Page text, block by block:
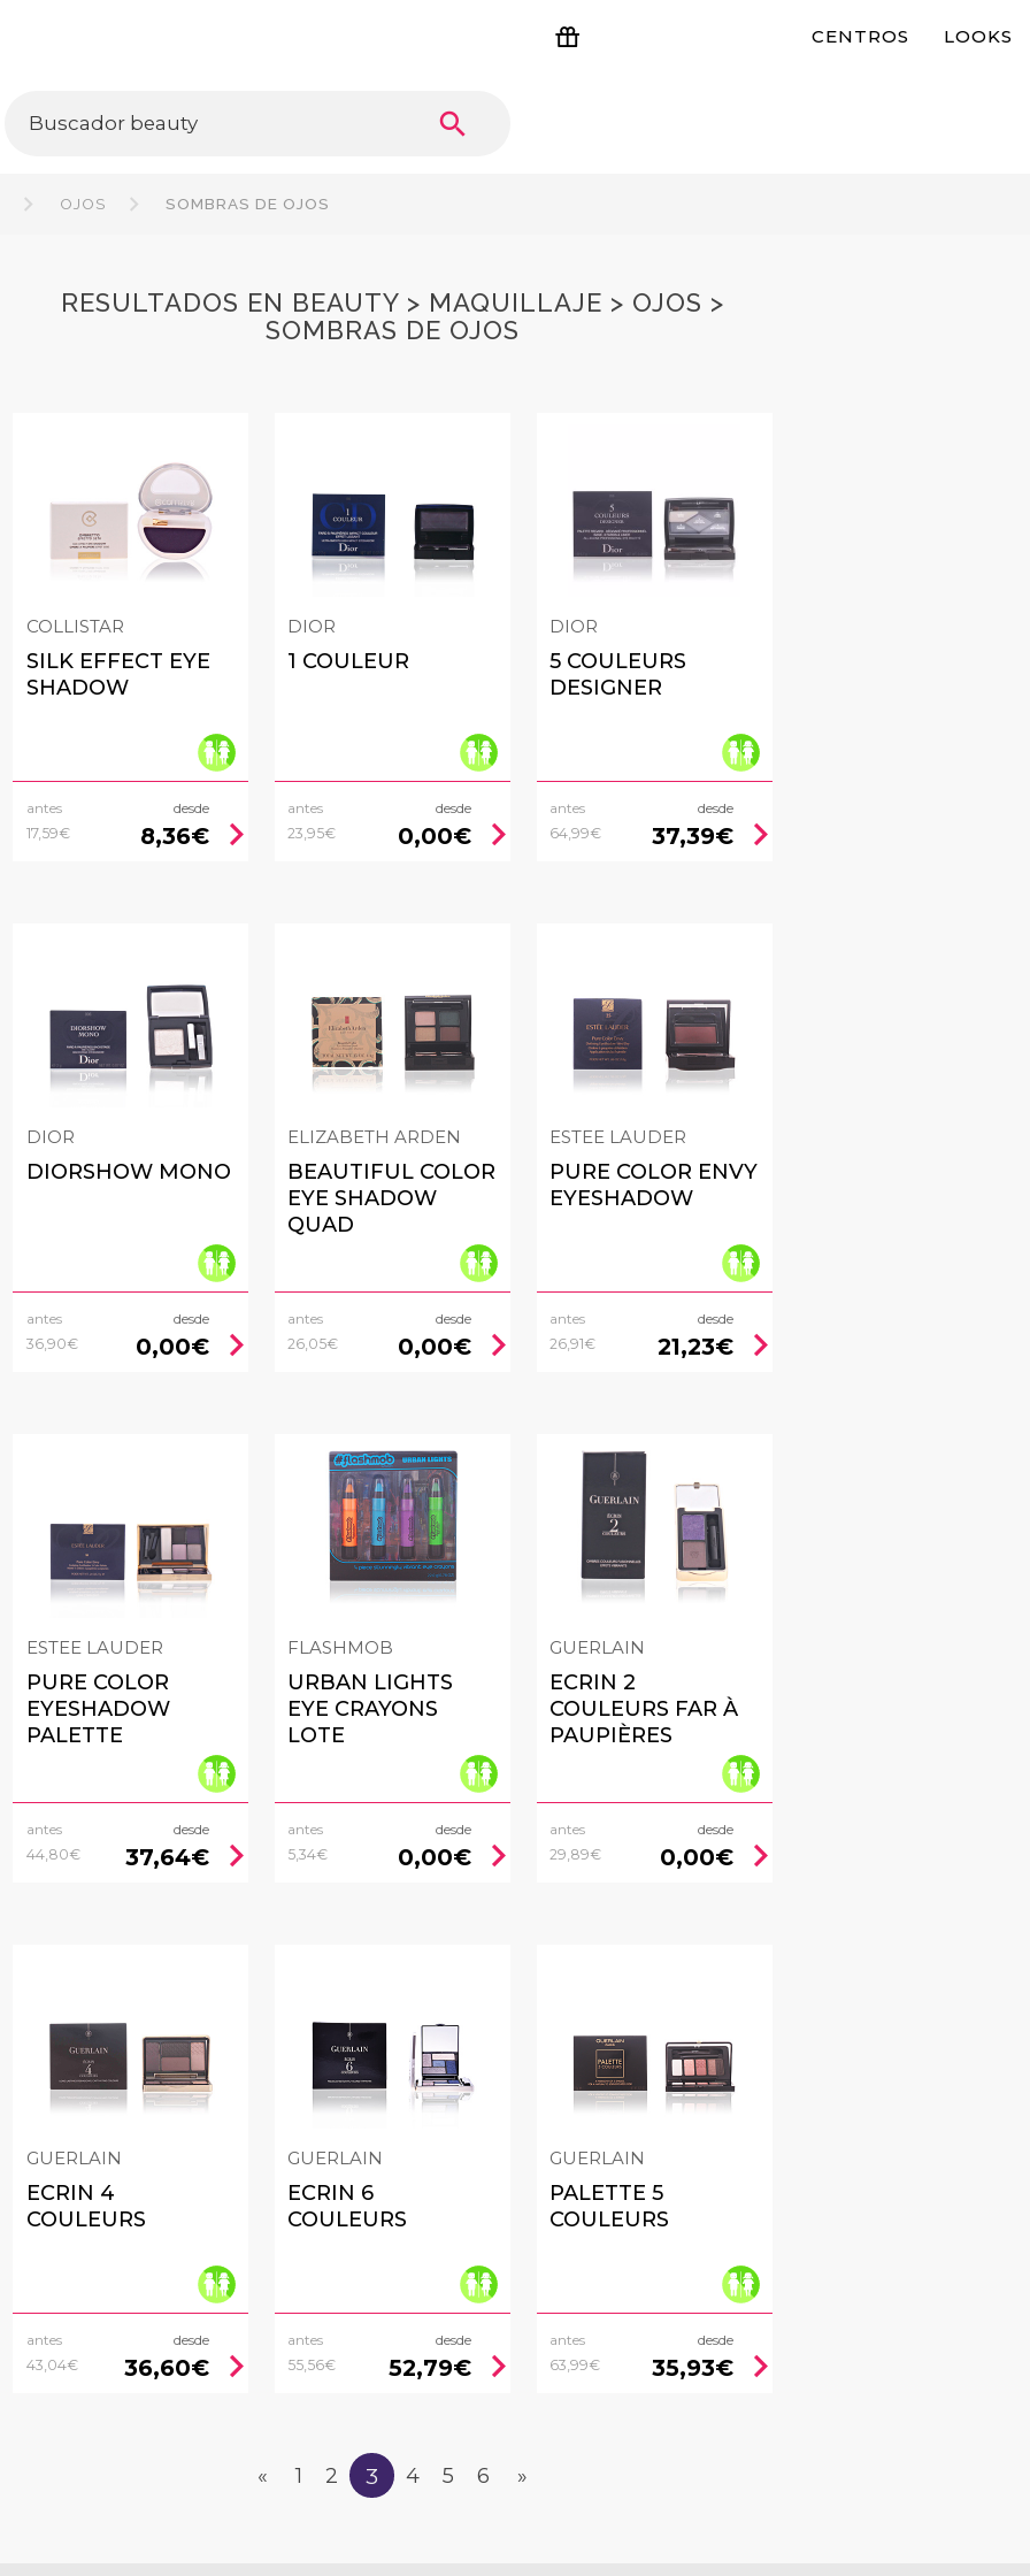
CENTROS LOOKS
search
OJOS SOMBRAS DE OJOS
RESULTADOS EN BEAUTY > MAQUILLAJE > OJOS >
SOMBRAS DE OJOS
COLLISTAR
SILK EFFECT EYE
SHADOW
antes
17,59€
desde
8,36€ chevron_right
DIOR
1 COULEUR
antes
23,95€
desde
0,00€ chevron_right
DIOR
5 COULEURS
DESIGNER
antes
64,99€
desde
37,39€ chevron_right
DIOR
DIORSHOW MONO
antes
36,90€
desde
0,00€ chevron_right
ELIZABETH ARDEN
BEAUTIFUL COLOR
EYE SHADOW
QUAD
antes
26,05€
desde
0,00€ chevron_right
ESTEE LAUDER
PURE COLOR ENVY
EYESHADOW
antes
26,91€
desde
21,23€ chevron_right
ESTEE LAUDER
PURE COLOR
EYESHADOW
PALETTE
antes
44,80€
desde
37,64€ chevron_right
FLASHMOB
URBAN LIGHTS
EYE CRAYONS
LOTE
antes
5,34€
desde
0,00€ chevron_right
GUERLAIN
ECRIN 2
COULEURS FAR À
PAUPIÈRES
antes
29,89€
desde
0,00€ chevron_right
GUERLAIN
ECRIN 4
COULEURS
antes
43,04€
desde
36,60€ chevron_right
GUERLAIN
ECRIN 6
COULEURS
antes
55,56€
desde
52,79€ chevron_right
GUERLAIN
PALETTE 5
COULEURS
antes
63,99€
desde
35,93€ chevron_right
« 1 2 3 4 5 6 »